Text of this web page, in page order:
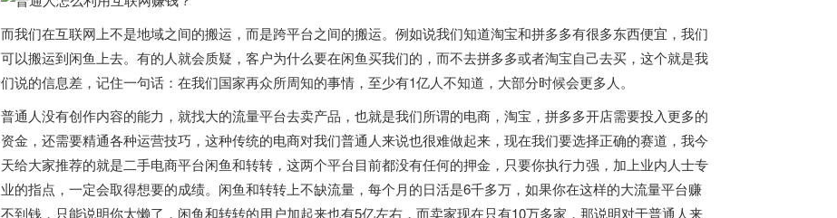
而我们在互联网上不是地域之间的搬运，而是跨平台之间的搬运。例如说我们知道淘宝和拼多多有很多东西便宜，我们
可以搬运到闲鱼上去。有的人就会质疑，客户为什么要在闲鱼买我们的，而不去拼多多或者淘宝自己去买，这个就是我
们说的信息差，记住一句话：在我们国家再众所周知的事情，至少有1亿人不知道，大部分时候会更多人。
普通人没有创作内容的能力，就找大的流量平台去卖产品，也就是我们所谓的电商，淘宝，拼多多开店需要投入更多的
资金，还需要精通各种运营技巧，这种传统的电商对我们普通人来说也很难做起来，现在我们要选择正确的赛道，我今
天给大家推荐的就是二手电商平台闲鱼和转转，这两个平台目前都没有任何的押金，只要你执行力强，加上业内人士专
业的指点，一定会取得想要的成绩。闲鱼和转转上不缺流量，每个月的日活是6千多万，如果你在这样的大流量平台赚
不到钱，只能说明你太懒了，闲鱼和转转的用户加起来也有5亿左右，而卖家现在只有10万多家，那说明对于普通人来